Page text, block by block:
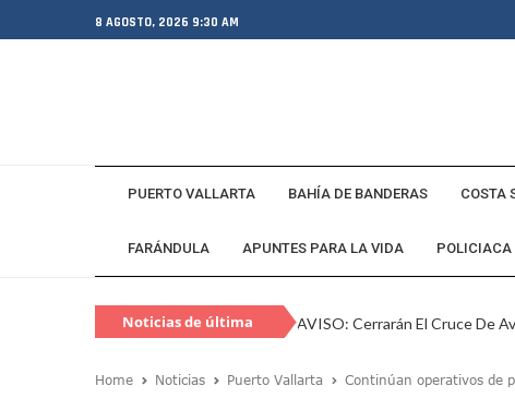
8 AGOSTO, 2026 9:30 AM
PUERTO VALLARTA BAHÍA DE BANDERAS COSTA
FARÁNDULA APUNTES PARA LA VIDA POLICIACA
Noticias de última
AVISO: Cerrarán El Cruce De
Juan Carlos Castro Visita La
Home Noticias Puerto Vallarta Continúan operativos de